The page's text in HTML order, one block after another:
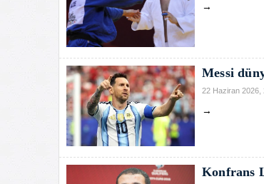
→
Messi
22 Haziran 2026,
→
Konfrans